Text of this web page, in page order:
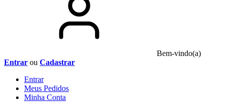
Bem-vindo(a)
Entrar ou Cadastrar
Entrar
Meus Pedidos
Minha Conta